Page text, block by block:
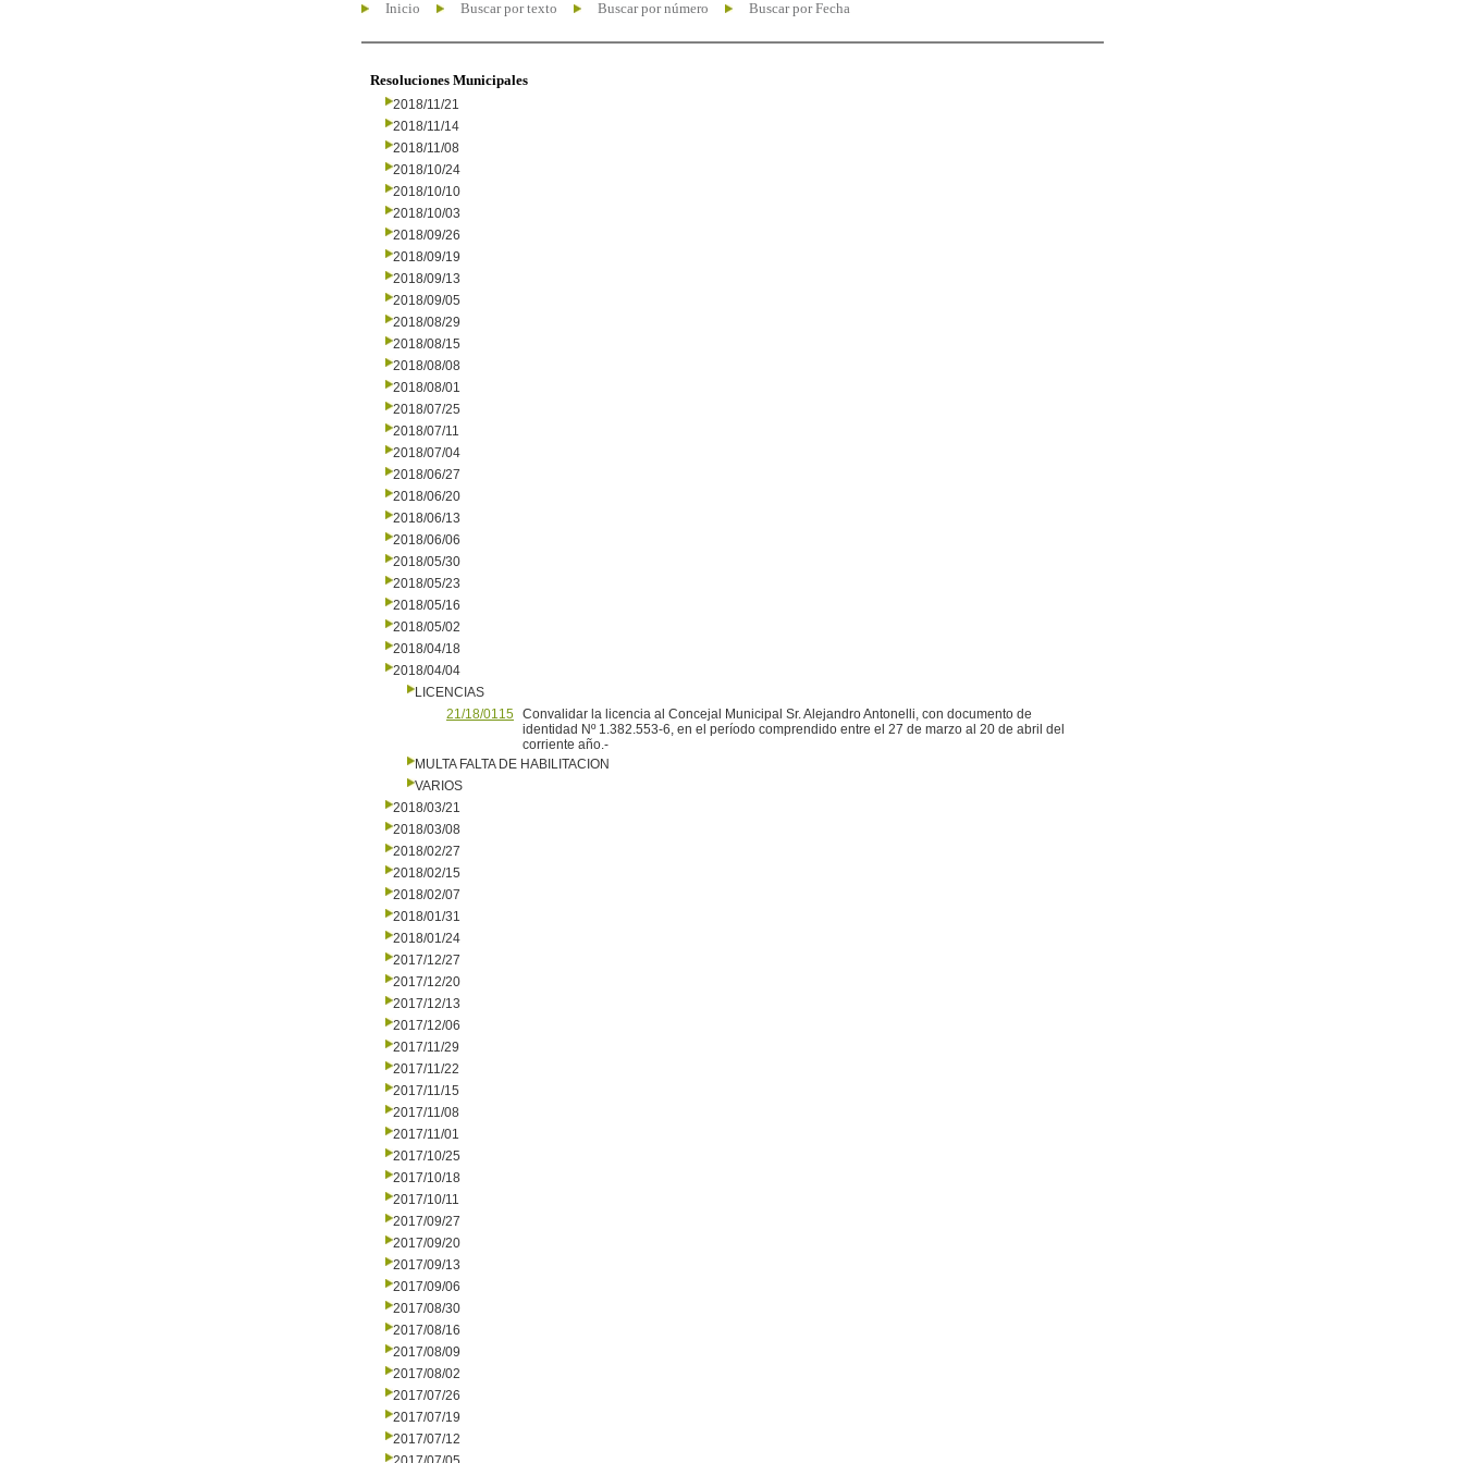
Inicio Buscar por texto Buscar por número Buscar por Fecha
Resoluciones Municipales
2018/11/21
2018/11/14
2018/11/08
2018/10/24
2018/10/10
2018/10/03
2018/09/26
2018/09/19
2018/09/13
2018/09/05
2018/08/29
2018/08/15
2018/08/08
2018/08/01
2018/07/25
2018/07/11
2018/07/04
2018/06/27
2018/06/20
2018/06/13
2018/06/06
2018/05/30
2018/05/23
2018/05/16
2018/05/02
2018/04/18
2018/04/04
LICENCIAS
21/18/0115 Convalidar la licencia al Concejal Municipal Sr. Alejandro Antonelli, con documento de
identidad Nº 1.382.553-6, en el período comprendido entre el 27 de marzo al 20 de abril del
corriente año.-
MULTA FALTA DE HABILITACION
VARIOS
2018/03/21
2018/03/08
2018/02/27
2018/02/15
2018/02/07
2018/01/31
2018/01/24
2017/12/27
2017/12/20
2017/12/13
2017/12/06
2017/11/29
2017/11/22
2017/11/15
2017/11/08
2017/11/01
2017/10/25
2017/10/18
2017/10/11
2017/09/27
2017/09/20
2017/09/13
2017/09/06
2017/08/30
2017/08/16
2017/08/09
2017/08/02
2017/07/26
2017/07/19
2017/07/12